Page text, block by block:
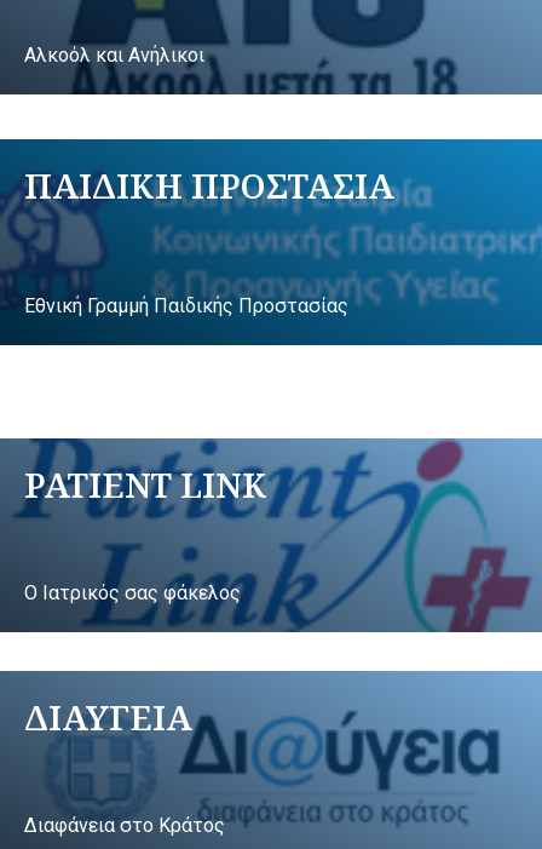
Αλκοόλ και Ανήλικοι
ΠΑΙΔΙΚΗ ΠΡΟΣΤΑΣΙΑ
Εθνική Γραμμή Παιδικής Προστασίας
PATIENT LINK
Ο Ιατρικός σας φάκελος
ΔΙΑΥΓΕΙΑ
Διαφάνεια στο Κράτος